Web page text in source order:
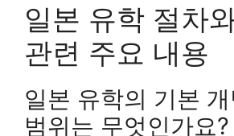
일본 유학 절차
관련 주요 내용
일본 유학의 기본
범위는 무엇인가요?